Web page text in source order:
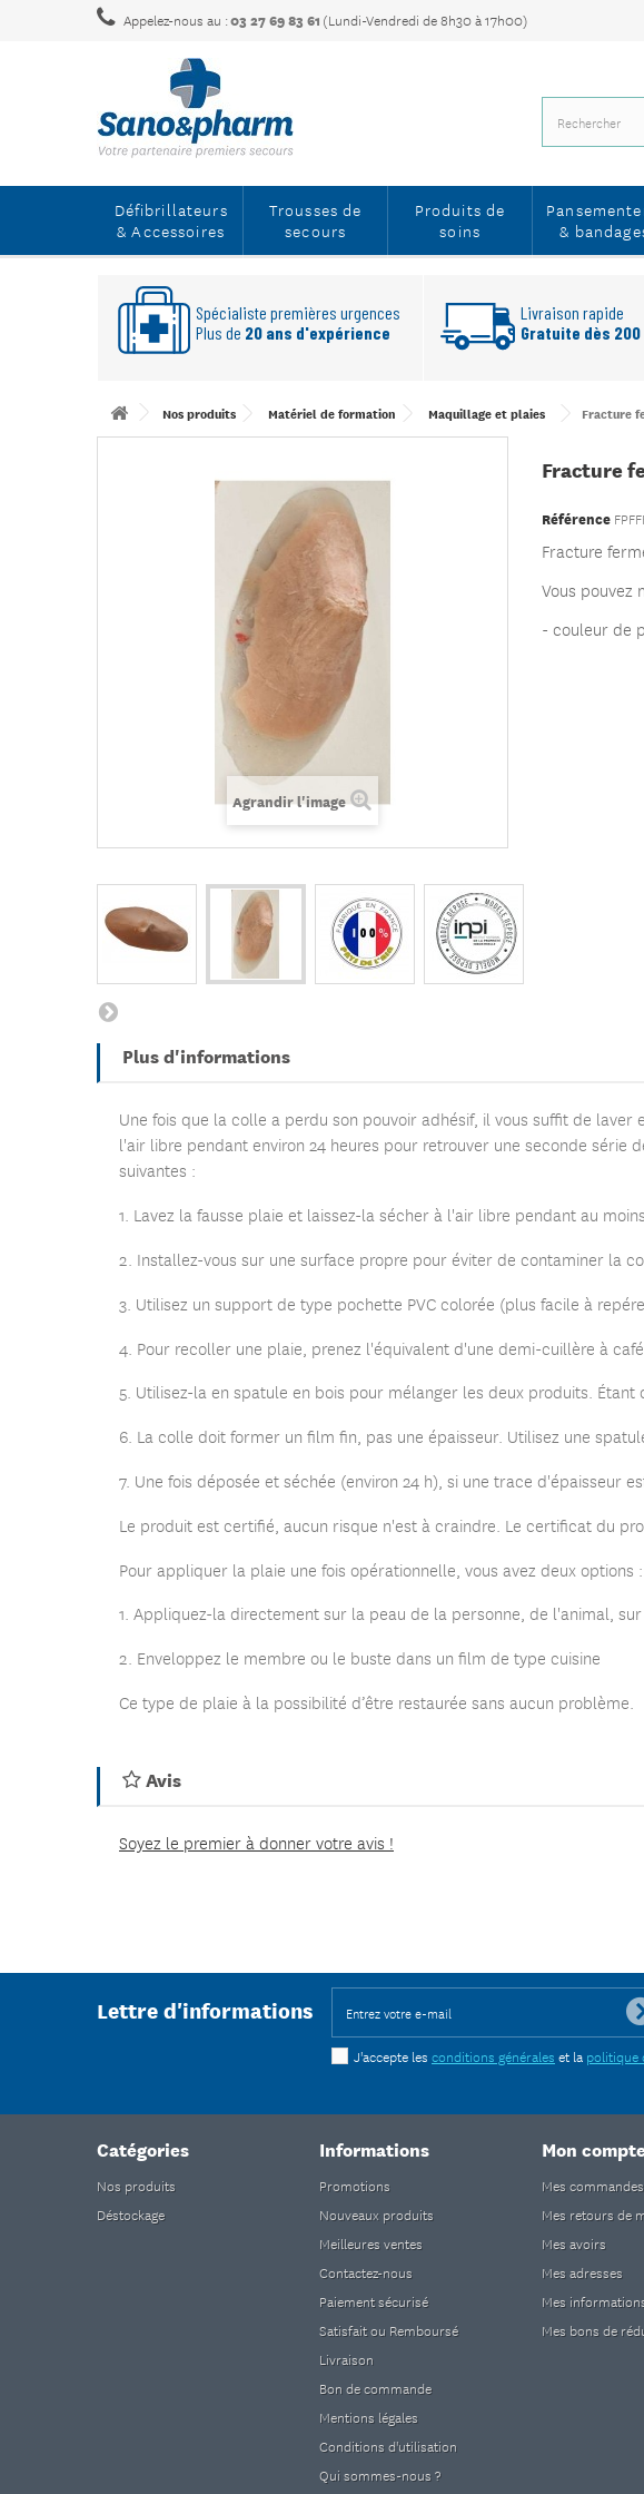
Appelez-nous au :03 27 69 83 61 (Lundi-Vendredi de 8h30 à 17h00)
Défibrillateurs
& Accessoires
Trousses de
secours
Produits de
soins
&
Spécialiste premières urgences
Plus de 20 ans d'expérience
Livraison rapide
Gratuite dès 200
Nos produits Matériel de formation Maquillage et plaies Fracture
Agrandir l'image
Fracture
Référence
Fracture
Vous pouvez
- couleur de
Plus d'informations
Une fois que la colle a perdu son pouvoir adhésif, il vous suffit de
l'air libre pendant environ 24 heures pour retrouver une seconde
suivantes :
1. Lavez la fausse plaie et laissez-la sécher à l'air libre pendant au
2. Installez-vous sur une surface propre pour éviter de contaminer la
3. Utilisez un support de type pochette PVC colorée (plus facile à
4. Pour recoller une plaie, prenez l'équivalent d'une demi-cuillère à
5. Utilisez-la en spatule en bois pour mélanger les deux produits.
6. La colle doit former un film fin, pas une épaisseur. Utilisez une
7. Une fois déposée et séchée (environ 24 h), si une trace
Le produit est certifié, aucun risque n'est à craindre. Le certificat du
Pour appliquer la plaie une fois opérationnelle, vous avez deux options :
1. Appliquez-la directement sur la peau de la personne, de l'animal,
2. Enveloppez le membre ou le buste dans un film de type cuisine
Ce type de plaie à la possibilité d’être restaurée sans aucun problème.
Avis
Soyez le premier à donner votre avis !
Lettre d'informations
J'accepte les conditions générales et la politique
Catégories
Nos produits
Déstockage
Informations
Promotions
Nouveaux produits
Meilleures ventes
Contactez-nous
Paiement sécurisé
Satisfait ou Remboursé
Livraison
Bon de commande
Mentions légales
Conditions d'utilisation
Qui sommes-nous ?
Mon
Mes commandes
Mes retours de
Mes avoirs
Mes adresses
Mes
Mes bons de